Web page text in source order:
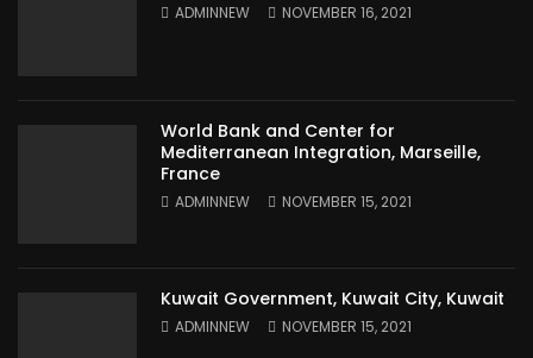
ADMINNEW NOVEMBER 16, 2021
World Bank and Center for
Mediterranean Integration, Marseille,
France
ADMINNEW NOVEMBER 15, 2021
Kuwait Government, Kuwait City, Kuwait
ADMINNEW NOVEMBER 15, 2021